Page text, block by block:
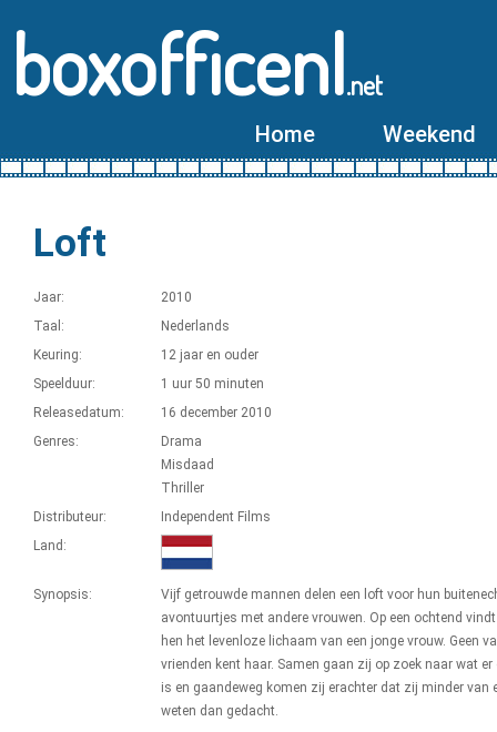
boxofficenl.net
Home Weekend
Loft
Jaar:
2010
Taal:
Nederlands
Keuring:
12 jaar en ouder
Speelduur:
1 uur 50 minuten
Releasedatum:
16 december 2010
Genres:
Drama
Misdaad
Thriller
Distributeur:
Independent Films
Land:
Synopsis:
Vijf getrouwde mannen delen een loft voor hun
avontuurtjes met andere vrouwen. Op een ochtend
hen het levenloze lichaam van een jonge vrouw. Geen
vrienden kent haar. Samen gaan zij op zoek naar wat er
is en gaandeweg komen zij erachter dat zij minder van
weten dan gedacht.